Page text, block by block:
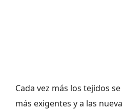
Cada vez más los tejidos
más exigentes y a las